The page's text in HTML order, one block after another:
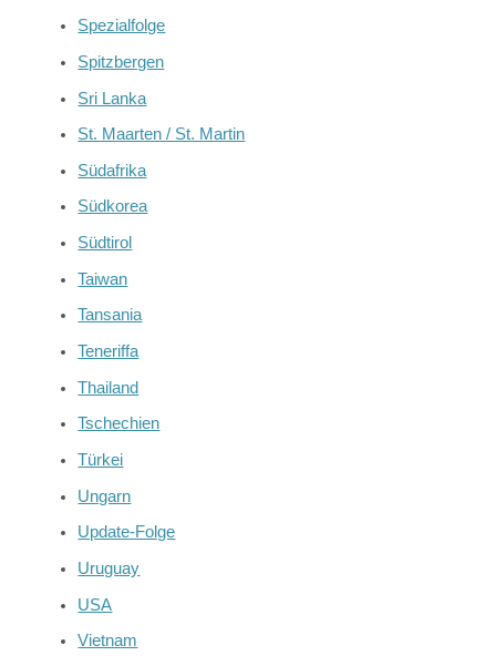
Spezialfolge
Spitzbergen
Sri Lanka
St. Maarten / St. Martin
Südafrika
Südkorea
Südtirol
Taiwan
Tansania
Teneriffa
Thailand
Tschechien
Türkei
Ungarn
Update-Folge
Uruguay
USA
Vietnam